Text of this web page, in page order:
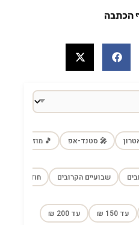
הכתבה
🎤 סטנד-אפ 🎵 מוזיקה
שבועיים הקרובים חודש הקרוב
עד 150 ₪ עד 200 ₪